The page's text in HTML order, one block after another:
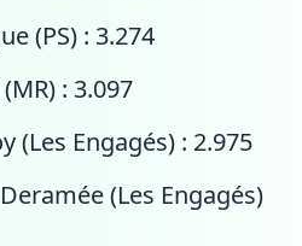
(PS) : 3.274
: 3.097
(Les Engagés) : 2.975
(Les Engagés)